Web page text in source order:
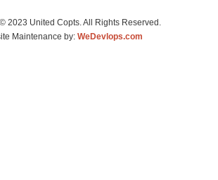
2023 United Copts. All Rights Reserved.
Maintenance by: WeDevlops.com